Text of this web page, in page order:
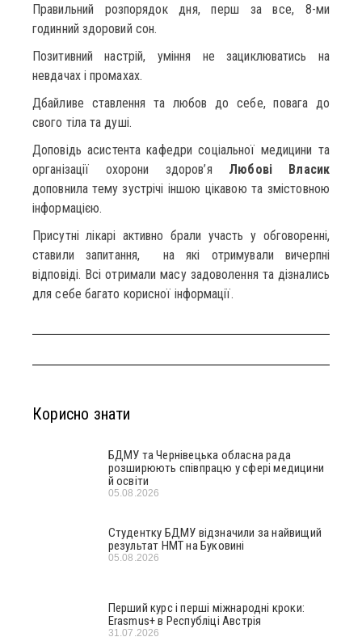
Правильний розпорядок дня, перш за все, 8-ми
годинний здоровий сон.
Позитивний настрій, уміння не зациклюватись на
невдачах і промахах.
Дбайливе ставлення та любов до себе, повага до
свого тіла та душі.
Доповідь асистента кафедри соціальної медицини та
організації охорони здоров’я Любові Власик
доповнила тему зустрічі іншою цікавою та змістовною
інформацією.
Присутні лікарі активно брали участь у обговоренні,
ставили запитання, на які отримували вичерпні
відповіді. Всі отримали масу задоволення та дізнались
для себе багато корисної інформації.
Корисно знати
БДМУ та Чернівецька обласна рада
розширюють співпрацю у сфері медицини
й освіти
05.08.2026
Студентку БДМУ відзначили за найвищий
результат НМТ на Буковині
05.08.2026
Перший курс і перші міжнародні кроки:
Erasmus+ в Республіці Австрія
31.07.2026